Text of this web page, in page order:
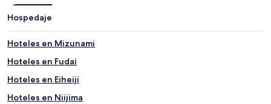
Hospedaje
Hoteles en Mizunami
Hoteles en Fudai
Hoteles en Eiheiji
Hoteles en Niijima